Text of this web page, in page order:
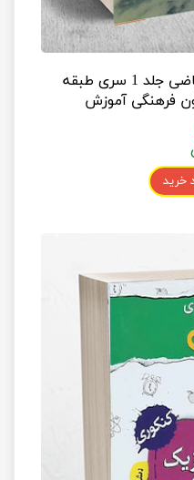
کتاب فیزیک جامع کنکور ریاضی جلد 1 سری طبقه
فرهنگی آموزش
خرید